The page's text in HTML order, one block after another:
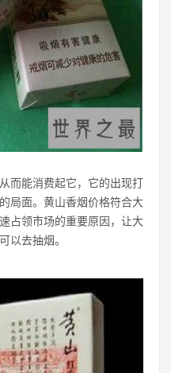
而能消费起它，它的出现打
局面。黄山香烟价格符合大
占领市场的重要原因，让大
以去抽烟。